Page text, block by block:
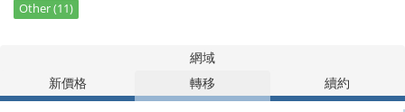
Other (11)
網域
新價格
轉移 續約